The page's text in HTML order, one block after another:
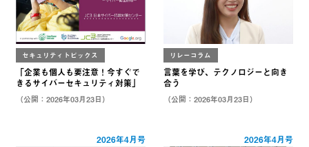
セキュリティトピックス
「企業も個人も要注意！今すぐで
きるサイバーセキュリティ対策」
（公開：2026年03月23日）
リレーコラム
言葉を学び、テクノロジーと向き
合う
（公開：2026年03月23日）
2026年4月号 2026年4月号